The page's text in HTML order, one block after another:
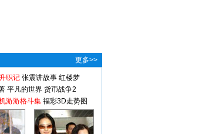
更多>>
职记 张震讲故事 红楼梦
平凡的世界 货币战争2
游游格斗集 福彩3D走势图